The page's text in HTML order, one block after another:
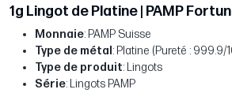
1g Lingot de Platine | PAMP
Monnaie: PAMP Suisse
Type de métal : Platine (Pureté : 999.9/
Type de produit: Lingots
Série: Lingots PAMP